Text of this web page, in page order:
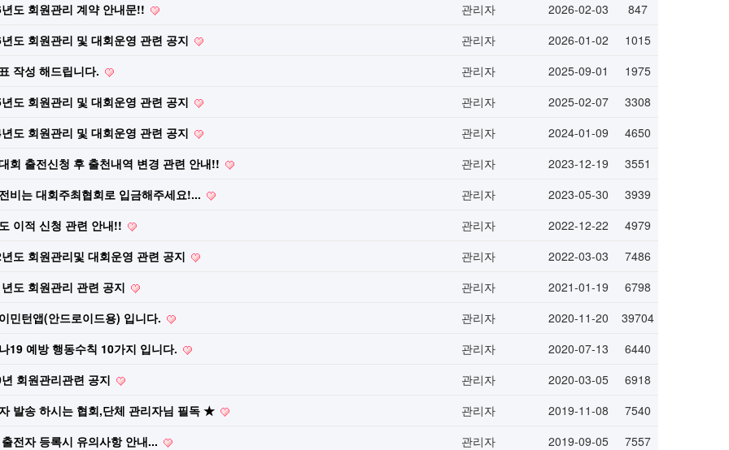
도 회원관리 계약 안내문!! 관리자 2026-02-03
847
도 회원관리 및 대회운영 관련 공지
관리자 2026-01-02
1015
작성 해드립니다.
관리자 2025-09-01
1975
도 회원관리 및 대회운영 관련 공지
관리자 2025-02-07
3308
도 회원관리 및 대회운영 관련 공지
관리자 2024-01-09
4650
회 출전신청 후 출천내역 변경 관련 안내!!
관리자 2023-12-19
3551
비는 대회주최협회로 입금해주세요!...
관리자 2023-05-30
3939
이적 신청 관련 안내!!
관리자 2022-12-22
4979
도 회원관리및 대회운영 관련 공지
관리자 2022-03-03
7486
도 회원관리 관련 공지
관리자 2021-01-19
6798
민턴앱(안드로이드용) 입니다.
관리자 2020-11-20
39704
19 예방 행동수칙 10가지 입니다.
관리자 2020-07-13
6440
회원관리관련 공지
관리자 2020-03-05
6918
발송 하시는 협회,단체 관리자님 필독 ★
관리자 2019-11-08
7540
전자 등록시 유의사항 안내...
관리자 2019-09-05 7557